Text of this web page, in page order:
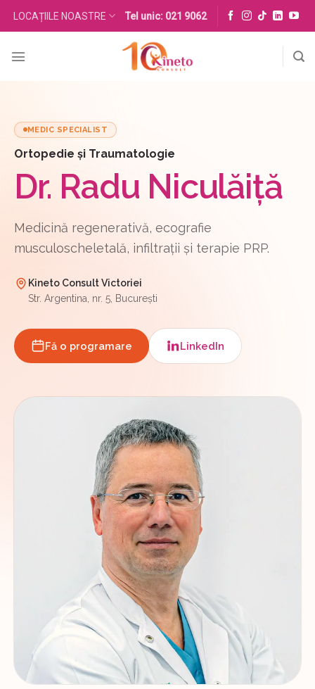
LOCAȚIILE NOASTRE Tel unic: 021 9062
MEDIC SPECIALIST
Ortopedie și Traumatologie
Dr. Radu Niculăiță
Medicină regenerativă, ecografie
musculoscheletală, infiltrații și terapie PRP.
Kineto Consult Victoriei
Str. Argentina, nr. 5, București
Fă o programare LinkedIn